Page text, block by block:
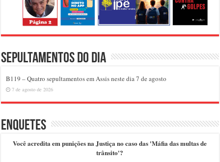
Sepultamentos do dia
B119 – Quatro sepultamentos em Assis neste dia 7 de agosto
7 de agosto de 2026
Enquetes
Você acredita em punições na Justiça no caso das 'Máfia das multas de
trânsito'?